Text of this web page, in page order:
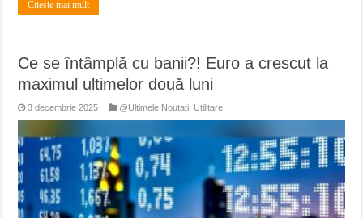
Citeste mai mult
Ce se întâmplă cu banii?! Euro a crescut la
maximul ultimelor două luni
3 decembrie 2025 @Ultimele Noutati Utilitare